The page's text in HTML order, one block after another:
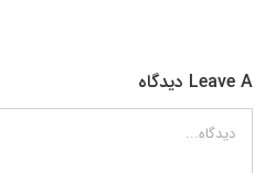
Leave A دیدگاه
دیدگاه